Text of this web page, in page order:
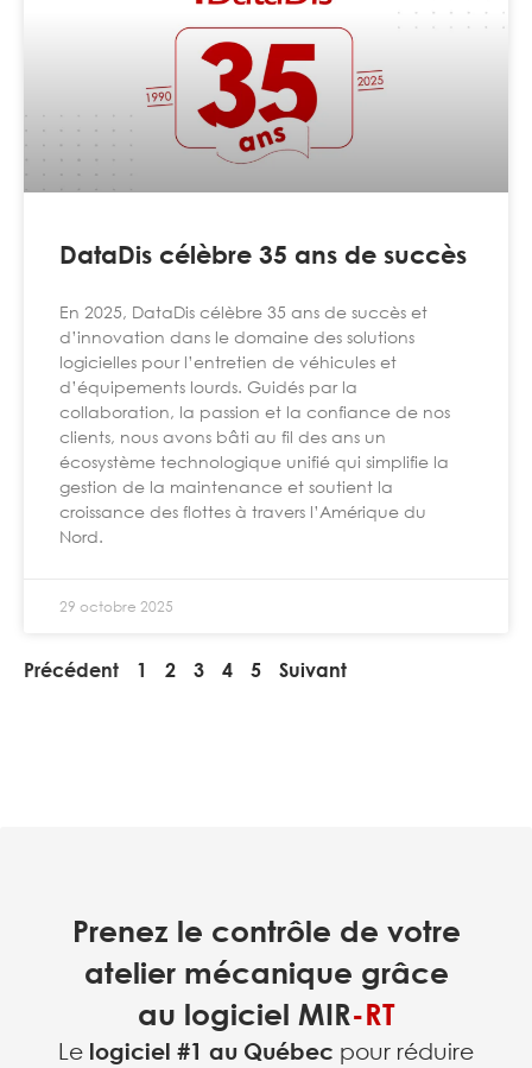
DataDis célèbre 35 ans de succès
En 2025, DataDis célèbre 35 ans de succès et
d’innovation dans le domaine des solutions
logicielles pour l’entretien de véhicules et
d’équipements lourds. Guidés par la
collaboration, la passion et la confiance de nos
clients, nous avons bâti au fil des ans un
écosystème technologique unifié qui simplifie la
gestion de la maintenance et soutient la
croissance des flottes à travers l’Amérique du
Nord.
29 octobre 2025
Précédent 1 2 3 4 5 Suivant
Prenez le contrôle de votre
atelier mécanique grâce
au logiciel MIR-RT
Le logiciel #1 au Québec pour réduire